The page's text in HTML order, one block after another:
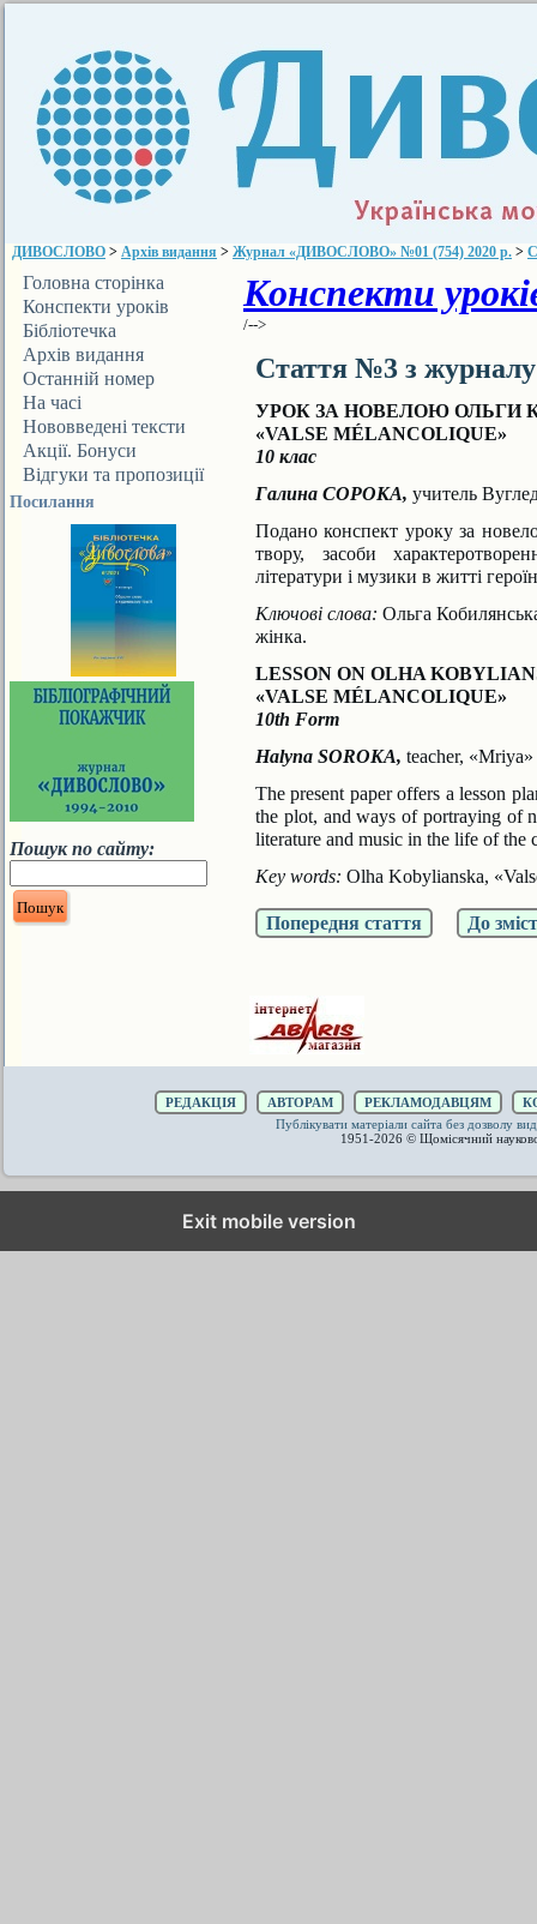
ДИВОСЛОВО > Архів видання > Журнал «ДИВОСЛОВО» №01 (754) 2020 р. >
Головна сторінка
Конспекти уроків
Бібліотечка
ДИВОСЛОВА
Архів видання
Останній номер
На часі
Нововведені тексти
Акції. Бонуси
Відгуки та пропозиції
Посилання
Пошук по сайту:
Конспекти
/-->
Стаття №3 з
УРОК ЗА НОВЕЛОЮ ОЛЬГИ
«VALSE MÉLANCOLIQUE»
10 клас
Галина СОРОКА, учитель
Подано конспект уроку за
твору, засоби
літератури і музики в житті
Ключові слова: Ольга
жінка.
LESSON ON OLHA
«VALSE MÉLANCOLIQUE»
10th Form
Halyna SOROKA, teacher,
The present paper offers a lesson
the plot, and ways of portraying of
literature and music in the life of the
Key words: Olha Kobylianska,
Попередня стаття До
РЕДАКЦІЯ АВТОРАМ РЕКЛАМОДАВЦЯМ
Публікувати матеріали сайта без дозволу
1951-2026 © Щомісячний
Exit mobile version